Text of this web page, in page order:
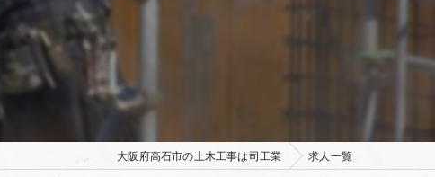
大阪府高石市の土木工事は司工業 求人一覧